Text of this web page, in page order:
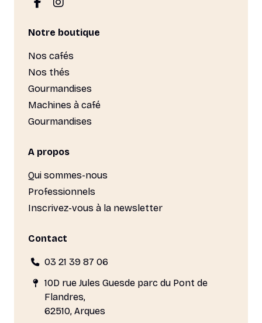
Notre boutique
Nos cafés
Nos thés
Gourmandises
Machines à café
Gourmandises
A propos
Qui sommes-nous
Professionnels
Inscrivez-vous à la newsletter
Contact
03 21 39 87 06
10D rue Jules Guesde parc du Pont de
Flandres,
62510, Arques